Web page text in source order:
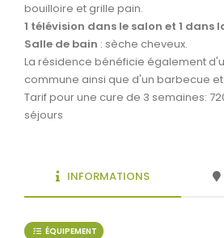
bouilloire et grille pain.
1 télévision dans le salon et 1 dans
Salle de bain : sèche cheveux.
La résidence bénéficie également
commune ainsi que d'un barbecue
Tarif pour une cure de 3 semaines:
séjours
INFORMATIONS
ÉQUIPEMENT